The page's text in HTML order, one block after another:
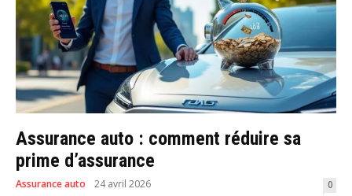
Assurance auto : comment réduire sa
prime d’assurance
Assurance auto 24 avril 2026 0